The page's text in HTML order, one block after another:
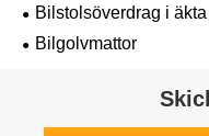
Bilstolsöverdrag i
Bilgolvmattor